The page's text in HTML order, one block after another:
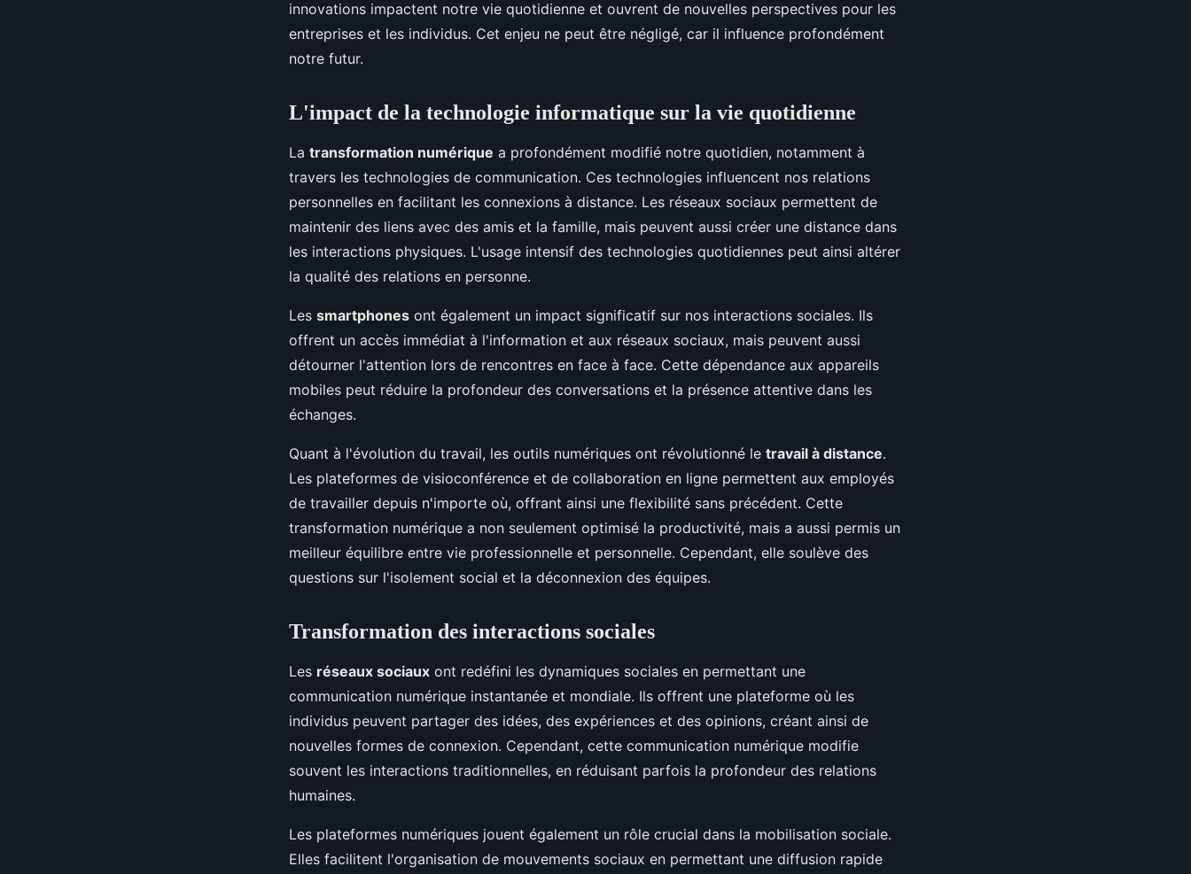
innovations impactent notre vie quotidienne et ouvrent de nouvelles perspectives pour les
entreprises et les individus. Cet enjeu ne peut être négligé, car il influence profondément
notre futur.
L'impact de la technologie informatique sur la vie quotidienne
La transformation numérique a profondément modifié notre quotidien, notamment à
travers les technologies de communication. Ces technologies influencent nos relations
personnelles en facilitant les connexions à distance. Les réseaux sociaux permettent de
maintenir des liens avec des amis et la famille, mais peuvent aussi créer une distance dans
les interactions physiques. L'usage intensif des technologies quotidiennes peut ainsi altérer
la qualité des relations en personne.
Les smartphones ont également un impact significatif sur nos interactions sociales. Ils
offrent un accès immédiat à l'information et aux réseaux sociaux, mais peuvent aussi
détourner l'attention lors de rencontres en face à face. Cette dépendance aux appareils
mobiles peut réduire la profondeur des conversations et la présence attentive dans les
échanges.
Quant à l'évolution du travail, les outils numériques ont révolutionné le travail à distance.
Les plateformes de visioconférence et de collaboration en ligne permettent aux employés
de travailler depuis n'importe où, offrant ainsi une flexibilité sans précédent. Cette
transformation numérique a non seulement optimisé la productivité, mais a aussi permis un
meilleur équilibre entre vie professionnelle et personnelle. Cependant, elle soulève des
questions sur l'isolement social et la déconnexion des équipes.
Transformation des interactions sociales
Les réseaux sociaux ont redéfini les dynamiques sociales en permettant une
communication numérique instantanée et mondiale. Ils offrent une plateforme où les
individus peuvent partager des idées, des expériences et des opinions, créant ainsi de
nouvelles formes de connexion. Cependant, cette communication numérique modifie
souvent les interactions traditionnelles, en réduisant parfois la profondeur des relations
humaines.
Les plateformes numériques jouent également un rôle crucial dans la mobilisation sociale.
Elles facilitent l'organisation de mouvements sociaux en permettant une diffusion rapide